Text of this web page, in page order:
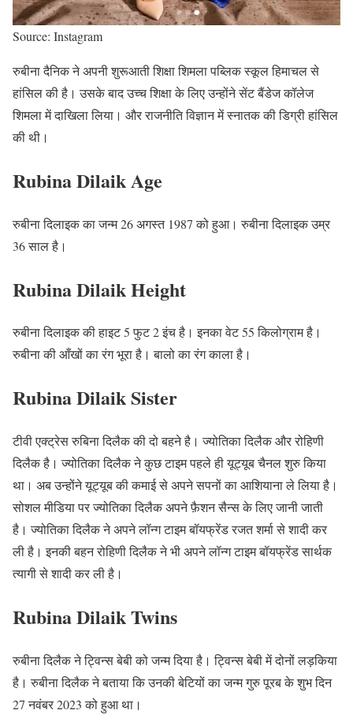
Source: Instagram
रुबीना दैनिक ने अपनी शुरूआती शिक्षा शिमला पब्लिक स्कूल हिमाचल से
हांसिल की है। उसके बाद उच्च शिक्षा के लिए उन्होंने सेंट बैंडेज कॉलेज
शिमला में दाखिला लिया। और राजनीति विज्ञान में स्नातक की डिग्री हांसिल
की थी।
Rubina Dilaik Age
रुबीना दिलाइक का जन्म 26 अगस्त 1987 को हुआ। रुबीना दिलाइक उम्र
36 साल है।
Rubina Dilaik Height
रुबीना दिलाइक की हाइट 5 फुट 2 इंच है। इनका वेट 55 किलोग्राम है।
रुबीना की आँखों का रंग भूरा है। बालो का रंग काला है।
Rubina Dilaik Sister
टीवी एक्ट्रेस रुबिना दिलैक की दो बहने है। ज्योतिका दिलैक और रोहिणी
दिलैक है। ज्योतिका दिलैक ने कुछ टाइम पहले ही यूट्यूब चैनल शुरु किया
था। अब उन्होंने यूट्यूब की कमाई से अपने सपनों का आशियाना ले लिया है।
सोशल मीडिया पर ज्योतिका दिलैक अपने फ़ैशन सैन्स के लिए जानी जाती
है। ज्योतिका दिलैक ने अपने लॉन्ग टाइम बॉयफ्रेंड रजत शर्मा से शादी कर
ली है। इनकी बहन रोहिणी दिलैक ने भी अपने लॉन्ग टाइम बॉयफ्रेंड सार्थक
त्यागी से शादी कर ली है।
Rubina Dilaik Twins
रुबीना दिलैक ने ट्विन्स बेबी को जन्म दिया है। ट्विन्स बेबी में दोनों लड़किया
है। रुबीना दिलैक ने बताया कि उनकी बेटियों का जन्म गुरु पूरब के शुभ दिन
27 नवंबर 2023 को हुआ था।